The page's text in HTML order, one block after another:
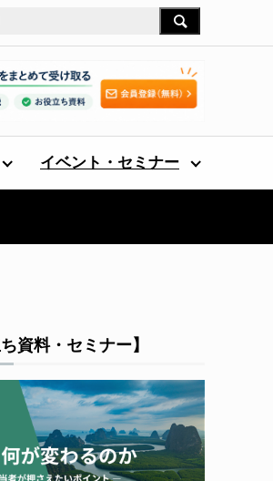
イベント・セミナー
資料・セミナー】